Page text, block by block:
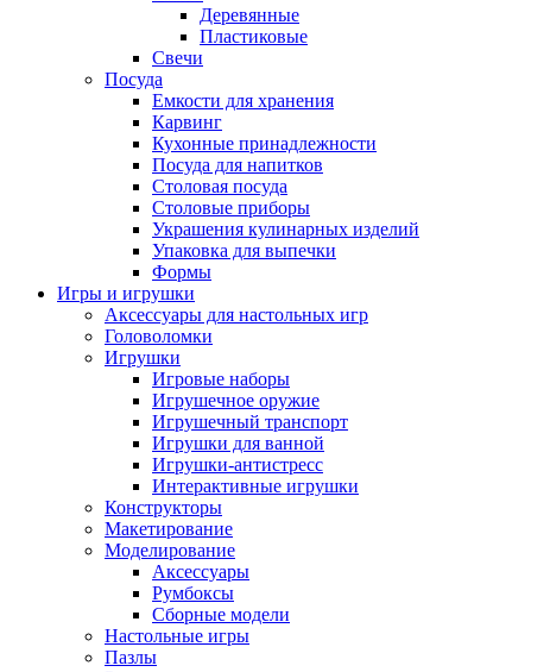
Деревянные
Пластиковые
Свечи
Посуда
Емкости для хранения
Карвинг
Кухонные принадлежности
Посуда для напитков
Столовая посуда
Столовые приборы
Украшения кулинарных изделий
Упаковка для выпечки
Формы
Игры и игрушки
Аксессуары для настольных игр
Головоломки
Игрушки
Игровые наборы
Игрушечное оружие
Игрушечный транспорт
Игрушки для ванной
Игрушки-антистресс
Интерактивные игрушки
Конструкторы
Макетирование
Моделирование
Аксессуары
Румбоксы
Сборные модели
Настольные игры
Пазлы